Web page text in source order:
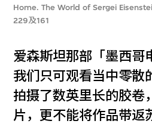
Home. The World of Sergei
229及161
爱森斯坦那部「墨西哥
我们只可观看当中零散
拍摄了数英里长的胶卷
片，更不能将作品带返